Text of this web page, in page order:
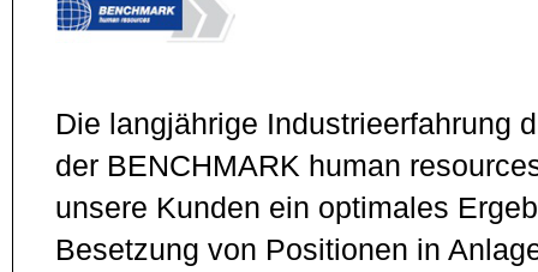
Die langjährige Industrieerfahrung
der BENCHMARK human
unsere Kunden ein optimales
Besetzung von Positionen in